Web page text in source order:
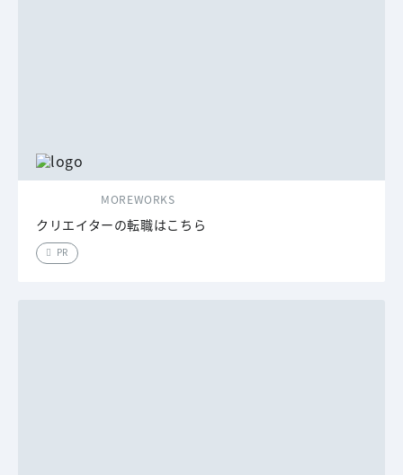
MOREWORKS
クリエイターの転職はこちら
PR